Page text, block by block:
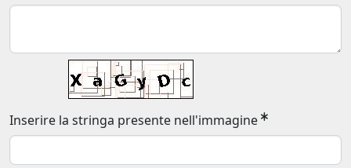
Inserire la stringa presente nell'immagine